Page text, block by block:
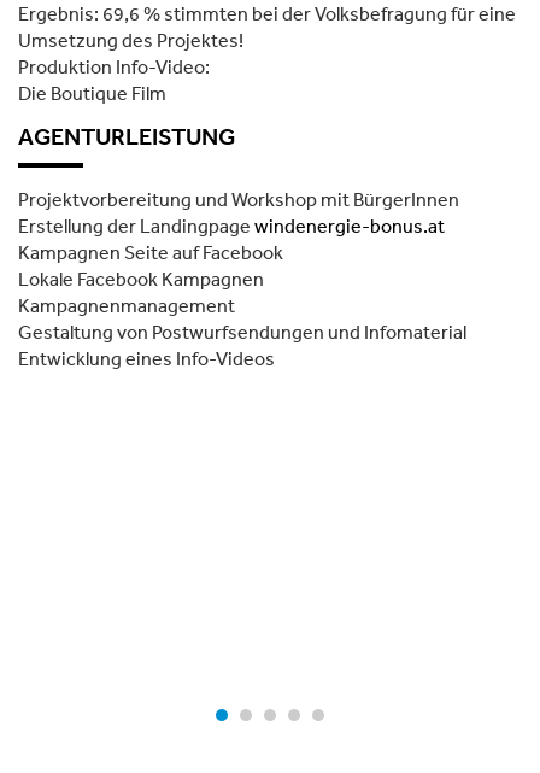
Ergebnis: 69,6 % stimmten bei der Volksbefragung für eine
Umsetzung des Projektes!
Produktion Info-Video:
Die Boutique Film
AGENTURLEISTUNG
Projektvorbereitung und Workshop mit BürgerInnen
Erstellung der Landingpage windenergie-bonus.at
Kampagnen Seite auf Facebook
Lokale Facebook Kampagnen
Kampagnenmanagement
Gestaltung von Postwurfsendungen und Infomaterial
Entwicklung eines Info-Videos